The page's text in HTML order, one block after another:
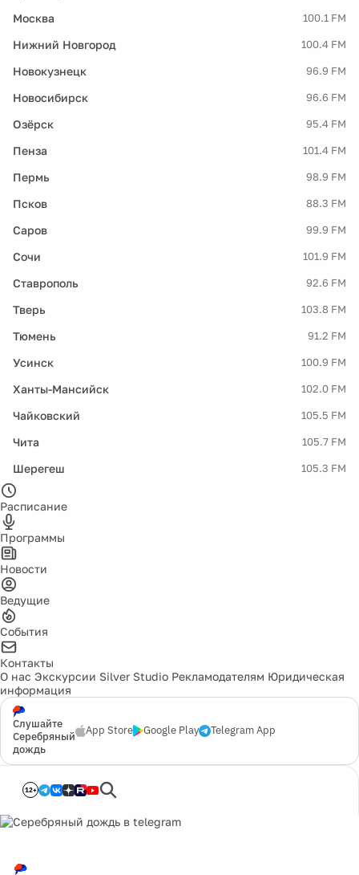
Москва 100.1 FM
Нижний Новгород 100.4 FM
Новокузнецк 96.9 FM
Новосибирск 96.6 FM
Озёрск 95.4 FM
Пенза 101.4 FM
Пермь 98.9 FM
Псков 88.3 FM
Саров 99.9 FM
Сочи 101.9 FM
Ставрополь 92.6 FM
Тверь 103.8 FM
Тюмень 91.2 FM
Усинск 100.9 FM
Ханты-Мансийск 102.0 FM
Чайковский 105.5 FM
Чита 105.7 FM
Шерегеш 105.3 FM
Расписание
Программы
Новости
Ведущие
События
Контакты
О нас Экскурсии Silver Studio Рекламодателям Юридическая
информация
Слушайте
Серебряный
дождь
App Store Google Play Telegram App
12+